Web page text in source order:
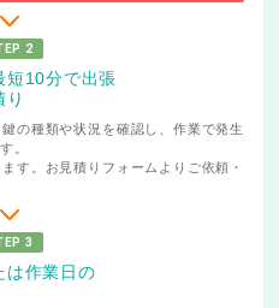
2
短10分で出張
り
の種類や状況を確認し、作業で発生
。
す。お見積りフォームよりご依頼・
3
は作業日の